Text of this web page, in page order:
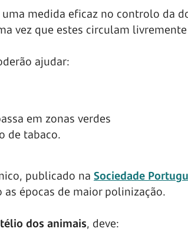
medida eficaz no controlo da
vez que estes circulam
ajudar:
em zonas verdes
de tabaco.
publicado na Sociedade
as épocas de maior polinização.
dos animais, deve: